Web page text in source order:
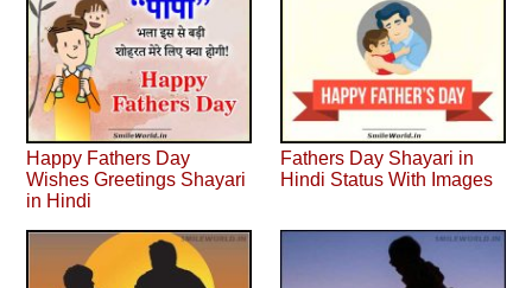
Happy Fathers Day
Wishes Greetings Shayari
in Hindi
Fathers Day Shayari in
Hindi Status With Images